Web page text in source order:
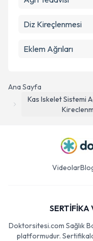
Ana Sayfa
Kas Iskelet Sistemi
Diz Kireçlenmesi
Eklem Ağrıları
Videolar
SERTİFİKA
Doktorsitesi.com Sağlık
platformudur.